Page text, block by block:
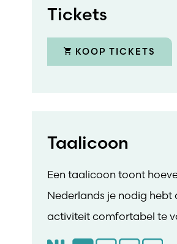
Tickets
KOOP TICKETS
Taalicoon
Een taalicoon toont
Nederlands je nodig hebt
activiteit comfortabel te